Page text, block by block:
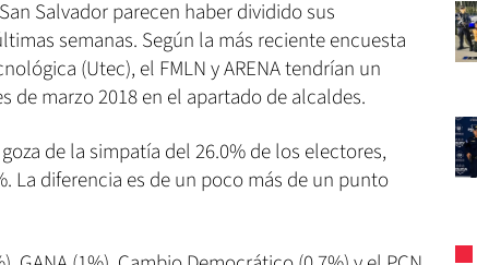
Salvador parecen haber dividido sus
semanas. Según la más reciente encuesta
(Utec), el FMLN y ARENA tendrían un
de marzo 2018 en el apartado de alcaldes.
de la simpatía del 26.0% de los electores,
La diferencia es de un poco más de un punto